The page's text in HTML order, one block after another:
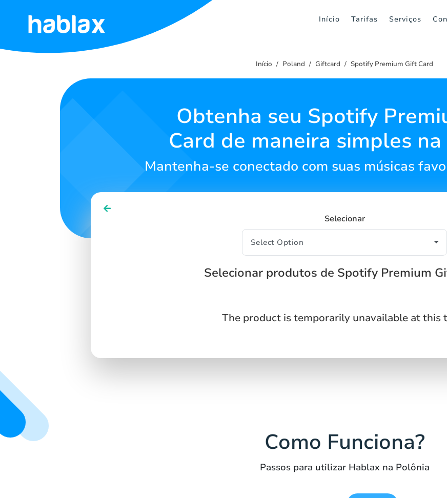
Início Tarifas Serviços
Início
Início Poland Giftcard Spotify Premium Gift Card
Obtenha seu Spotify
Card de maneira simples
Mantenha-se conectado com suas músicas
Selecionar
Selecionar produtos de Spotify Premium
The product is temporarily unavailable at this
Como Funciona?
Passos para utilizar Hablax na Polônia